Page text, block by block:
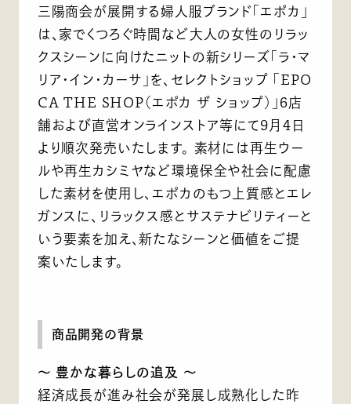
三陽商会が展開する婦人服ブランド「エポカ」
は、家でくつろぐ時間など大人の女性のリラッ
クスシーンに向けたニットの新シリーズ「ラ・マ
リア・イン・カーサ」を、セレクトショップ 「EPO
CA THE SHOP（エポカ ザ ショップ）」6店
舗および直営オンラインストア等にて9月4日
より順次発売いたします。 素材には再生ウー
ルや再生カシミヤなど環境保全や社会に配慮
した素材を使用し、エポカのもつ上質感とエレ
ガンスに、リラックス感とサステナビリティーと
いう要素を加え、新たなシーンと価値をご提
案いたします。
商品開発の背景
～ 豊かな暮らしの追及 ～
経済成長が進み社会が発展し成熟化した昨